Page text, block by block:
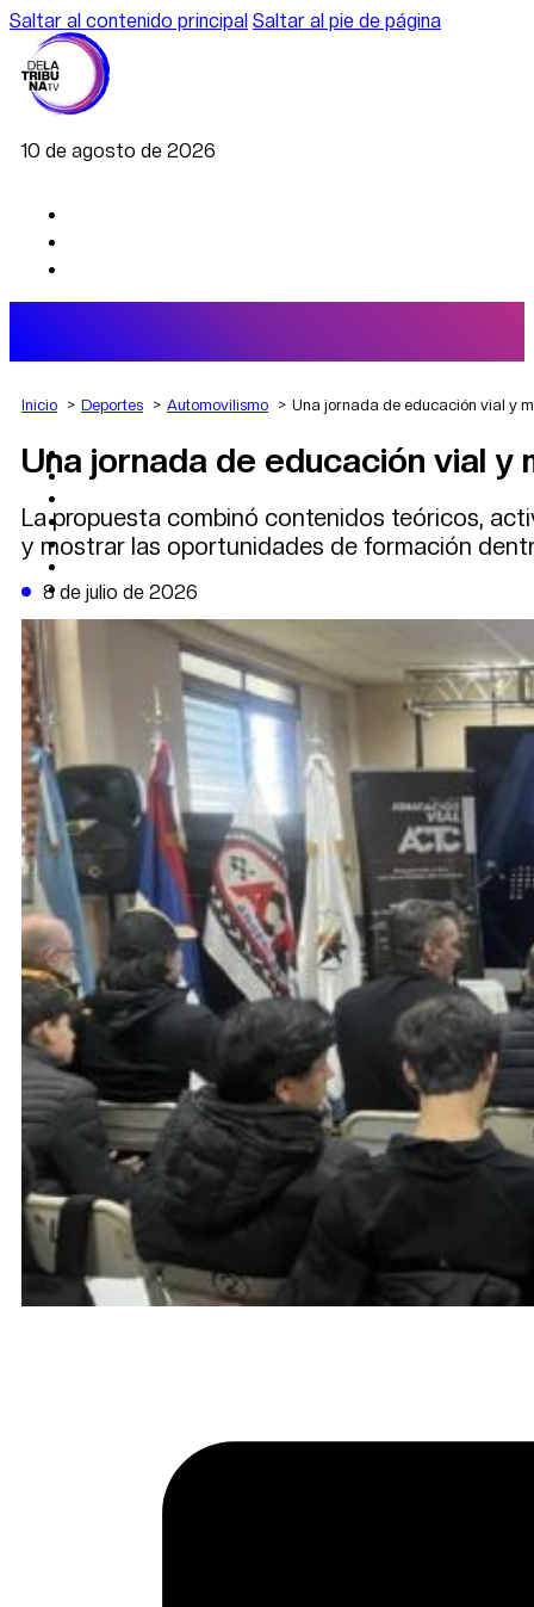
Saltar al contenido principal Saltar al pie de página
10 de agosto de 2026
AGRO
DEPORTES
POLÍTICA
CAMBIO CLIMÁTICO
DATA FIRME
DE LA TRIBUNA TV
Inicio Deportes Automovilismo Una jornada de educación vial y
Una jornada de educación vial y
La propuesta combinó contenidos teóricos,
y mostrar las oportunidades de formación
8 de julio de 2026